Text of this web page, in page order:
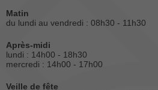
Matin
du lundi au vendredi : 08h30 - 11h30
Après-midi
lundi : 14h00 - 18h30
mercredi : 14h00 - 17h00
Veille de fête